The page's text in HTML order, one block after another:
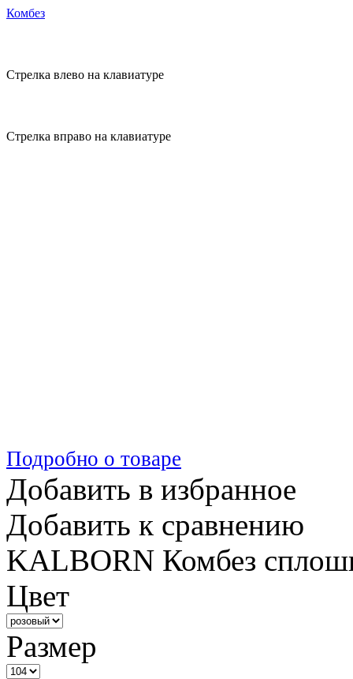
Комбез
Стрелка влево на клавиатуре
Стрелка вправо на клавиатуре
Подробно о товаре
Добавить в избранное
Добавить к сравнению
KALBORN Комбез
Цвет
Размер